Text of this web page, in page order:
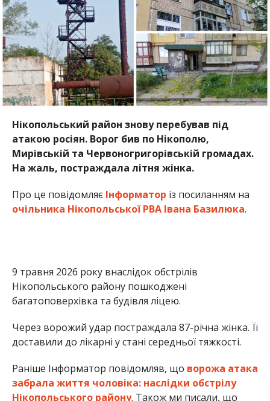
Про це повідомляє
Інформаторіз посиланням на
очільника Нікопольської РВА Івана Базилюка.
9 травня 2026 року внаслідок обстрілів
Нікопольського району пошкоджені
багатоповерхівка та будівля ліцею.
Через ворожий удар постраждала 87-річна жінка. Її
доставили до лікарні у стані середньої тяжкості.
Раніше Інформатор повідомляв, щоворожа атака
забрала життя чоловіка: наслідки обстрілу